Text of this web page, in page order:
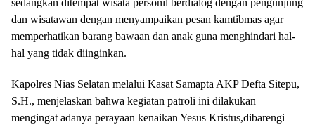
sedangkan ditempat wisata personil berdialog dengan pengunjung
dan wisatawan dengan menyampaikan pesan kamtibmas agar
memperhatikan barang bawaan dan anak guna menghindari hal-
hal yang tidak diinginkan.
Kapolres Nias Selatan melalui Kasat Samapta AKP Defta Sitepu,
S.H., menjelaskan bahwa kegiatan patroli ini dilakukan
mengingat adanya perayaan kenaikan Yesus Kristus,dibarengi